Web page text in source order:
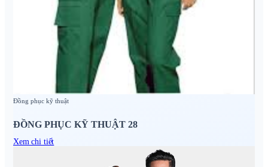
Đồng phục kỹ thuật
ĐỒNG PHỤC KỸ THUẬT 28
Xem chi tiết